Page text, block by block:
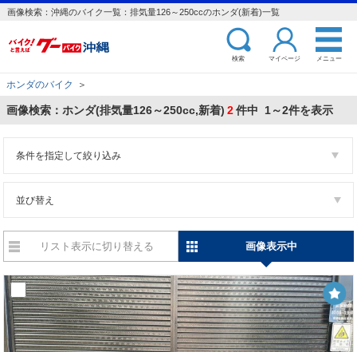
画像検索：沖縄のバイク一覧：排気量126～250ccのホンダ(新着)一覧
検索 マイページ メニュー
ホンダのバイク ＞
画像検索：ホンダ(排気量126～250cc,新着) 2件中 1～2件を表示
条件を指定して絞り込み
並び替え
リスト表示に切り替える 画像表示中